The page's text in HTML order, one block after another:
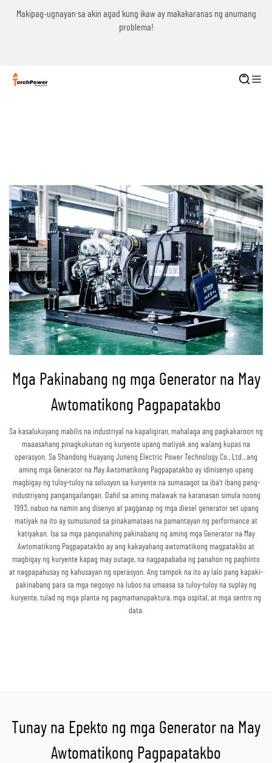
Makipag-ugnayan sa akin agad kung ikaw ay makakaranas ng anumang
problema!
Mga Pakinabang ng mga Generator na May
Awtomatikong Pagpapatakbo
Sa kasalukuyang mabilis na industriyal na kapaligiran, mahalaga ang pagkakaroon ng
maaasahang pinagkukunan ng kuryente upang matiyak ang walang kupas na
operasyon. Sa Shandong Huayang Juneng Electric Power Technology Co., Ltd., ang
aming mga Generator na May Awtomatikong Pagpapatakbo ay idinisenyo upang
magbigay ng tuloy-tuloy na solusyon sa kuryente na sumasagot sa iba't ibang pang-
industriyang pangangailangan. Dahil sa aming malawak na karanasan simula noong
1993, nabuo na namin ang disenyo at pagganap ng mga diesel generator set upang
matiyak na ito ay sumusunod sa pinakamataas na pamantayan ng performance at
katiyakan. Isa sa mga pangunahing pakinabang ng aming mga Generator na May
Awtomatikong Pagpapatakbo ay ang kakayahang awtomatikong magpatakbo at
magbigay ng kuryente kapag may outage, na nagpapababa ng panahon ng paghinto
at nagpapahusay ng kahusayan ng operasyon. Ang tampok na ito ay lalo pang kapaki-
pakinabang para sa mga negosyo na lubos na umaasa sa tuloy-tuloy na suplay ng
kuryente, tulad ng mga planta ng pagmamanupaktura, mga ospital, at mga sentro ng
data.
Tunay na Epekto ng mga Generator na May
Awtomatikong Pagpapatakbo